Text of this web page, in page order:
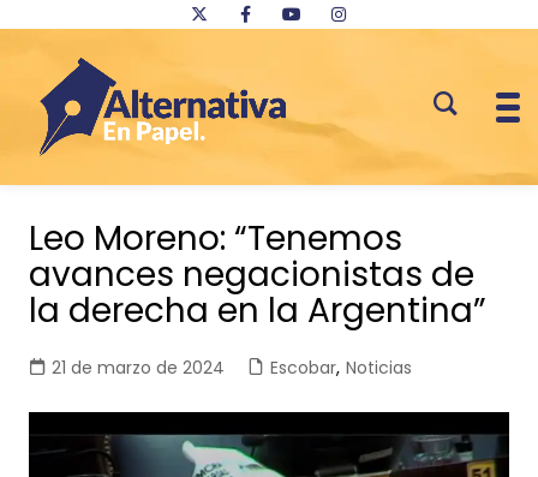
contenido
Leo Moreno: “Tenemos
avances negacionistas de
la derecha en la Argentina”
21 de marzo de 2024 Escobar, Noticias